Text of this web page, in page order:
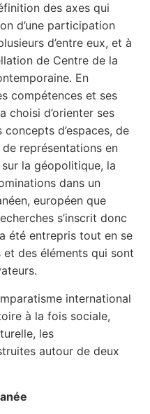
des axes qui
d’une participation
d’entre eux, et à
de Centre de la
En
compétences et ses
choisi d’orienter ses
concepts d’espaces, de
représentations en
la géopolitique, la
dans un
européen que
s’inscrit donc
été entrepris tout en se
des éléments qui sont
international
à la fois sociale,
les
autour de deux